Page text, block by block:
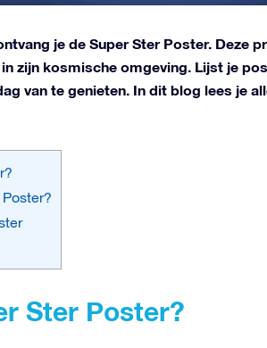
je de Super Ster Poster. Deze
zijn kosmische omgeving. Lijst je
van te genieten. In dit blog lees je
Ster Poster?